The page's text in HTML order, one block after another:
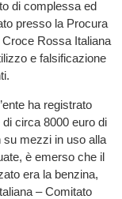
di complessa ed
presso la Procura
Rossa Italiana
e falsificazione
ha registrato
circa 8000 euro di
su mezzi in uso alla
è emerso che il
era la benzina,
– Comitato